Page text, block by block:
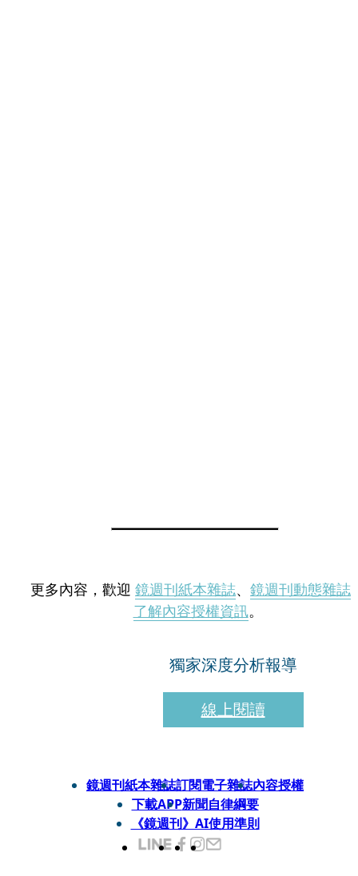
更多內容，歡迎 鏡週刊紙本雜誌、 鏡週刊動態雜誌
了解內容授權資訊。
獨家深度分析報導
線上閱讀
鏡週刊紙本雜誌訂閱電子雜誌內容授權
下載APP新聞自律綱要
《鏡週刊》AI使用準則